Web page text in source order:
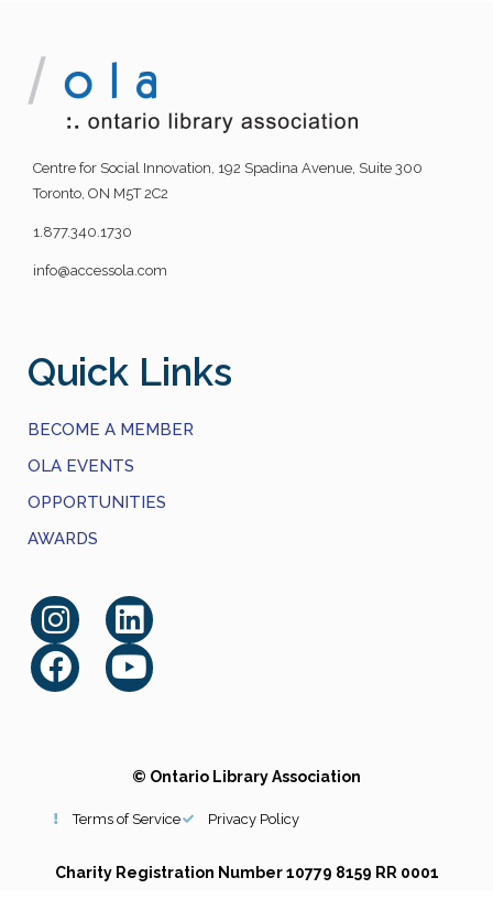
Centre for Social Innovation, 192 Spadina Avenue, Suite 300
Toronto, ON M5T 2C2
1.877.340.1730
info@accessola.com
Quick Links
BECOME A MEMBER
OLA EVENTS
OPPORTUNITIES
AWARDS
© Ontario Library Association
Terms of Service Privacy Policy
Charity Registration Number 10779 8159 RR 0001